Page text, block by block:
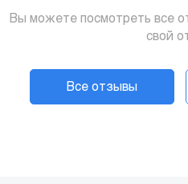
Вы можете посмотреть все
свой
Все отзывы